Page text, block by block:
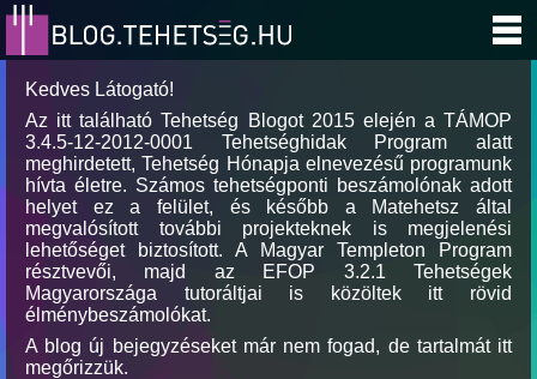
Kedves Látogató!
Az itt található Tehetség Blogot 2015 elején a TÁMOP
3.4.5-12-2012-0001 Tehetséghidak Program alatt
meghirdetett, Tehetség Hónapja elnevezésű programunk
hívta életre. Számos tehetségponti beszámolónak adott
helyet ez a felület, és később a Matehetsz által
megvalósított további projekteknek is megjelenési
lehetőséget biztosított. A Magyar Templeton Program
résztvevői, majd az EFOP 3.2.1 Tehetségek
Magyarországa tutoráltjai is közöltek itt rövid
élménybeszámolókat.
A blog új bejegyzéseket már nem fogad, de tartalmát itt
megőrizzük.